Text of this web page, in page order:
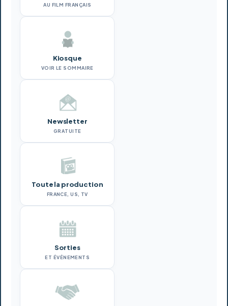
AU FILM FRANÇAIS
Kiosque
VOIR LE SOMMAIRE
Newsletter
GRATUITE
Toute la production
FRANCE, US, TV
Sorties
ET ÉVÉNEMENTS